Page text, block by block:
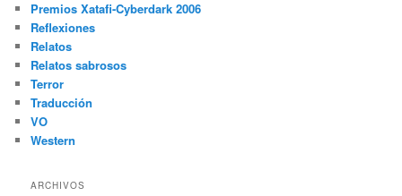
Premios Xatafi-Cyberdark 2006
Reflexiones
Relatos
Relatos sabrosos
Terror
Traducción
VO
Western
ARCHIVOS